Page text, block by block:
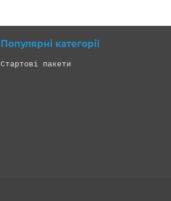
Популярні категорії
Стартові пакети